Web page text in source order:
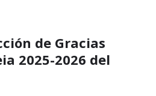
de Gracias
2025-2026 del